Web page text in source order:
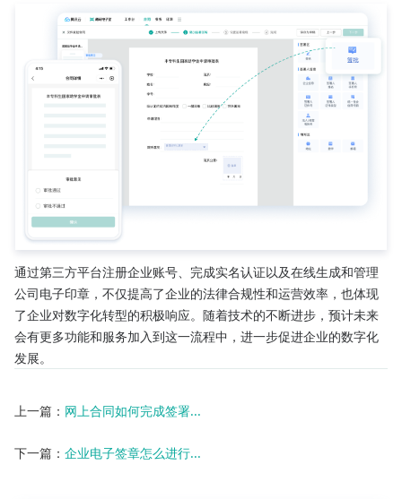
通过第三方平台注册企业账号、完成实名认证以及在线生成和管理
公司电子印章，不仅提高了企业的法律合规性和运营效率，也体现
了企业对数字化转型的积极响应。随着技术的不断进步，预计未来
会有更多功能和服务加入到这一流程中，进一步促进企业的数字化
发展。
上一篇： 网上合同如何完成签署...
下一篇： 企业电子签章怎么进行...